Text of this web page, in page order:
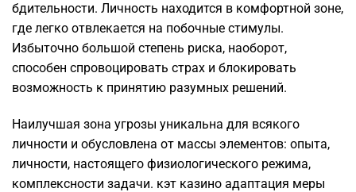
бдительности. Личность находится в комфортной зоне,
где легко отвлекается на побочные стимулы.
Избыточно большой степень риска, наоборот,
способен спровоцировать страх и блокировать
возможность к принятию разумных решений.
Наилучшая зона угрозы уникальна для всякого
личности и обусловлена от массы элементов: опыта,
личности, настоящего физиологического режима,
комплексности задачи. кэт казино адаптация меры